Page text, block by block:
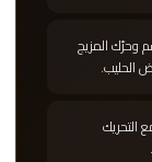
المزيج
الحليب.
التحريك